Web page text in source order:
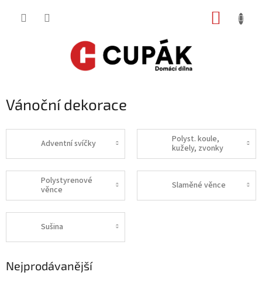
Vánoční dekorace
Adventní svíčky
Polyst. koule,
kužely, zvonky
Polystyrenové
věnce
Slaměné věnce
Sušina
Nejprodávanější